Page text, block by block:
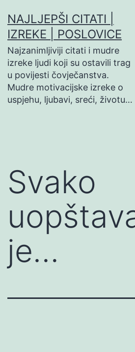
na
sadržaj
NAJLJEPŠI CITATI |
IZREKE | POSLOVICE
Najzanimljiviji citati i mudre
izreke ljudi koji su ostavili trag
u povijesti čovječanstva.
Mudre motivacijske izreke o
uspjehu, ljubavi, sreći, životu…
Svako
je…